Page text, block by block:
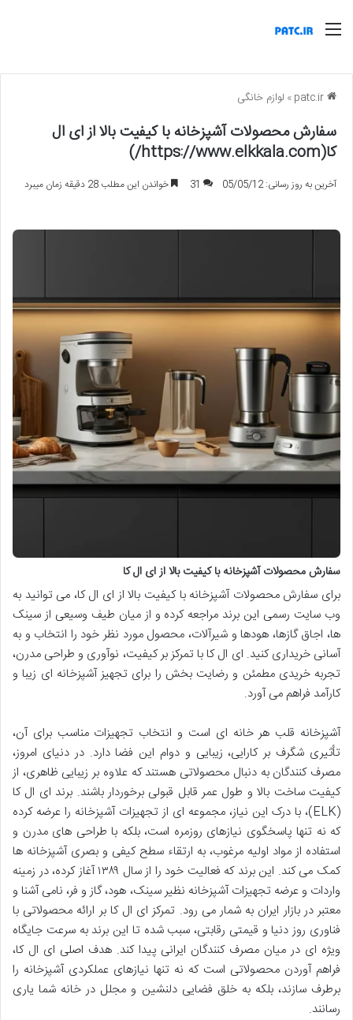
منو
» لوازم خانگی
سفارش محصولات آشپزخانه با کیفیت بالا از ای ال
کا(https://www.elkkala.com/)
آخرین به روز رسانی: 05/05/12 31 خواندن این مطلب 28 دقیقه زمان میبرد
سفارش محصولات آشپزخانه با کیفیت بالا از ای ال کا
برای سفارش محصولات آشپزخانه با کیفیت بالا از ای ال کا، می توانید به
وب سایت رسمی این برند مراجعه کرده و از میان طیف وسیعی از سینک
ها، اجاق گازها، هودها و شیرآلات، محصول مورد نظر خود را انتخاب و به
آسانی خریداری کنید. ای ال کا با تمرکز بر کیفیت، نوآوری و طراحی مدرن،
تجربه خریدی مطمئن و رضایت بخش را برای تجهیز آشپزخانه ای زیبا و
کارآمد فراهم می آورد.
آشپزخانه قلب هر خانه ای است و انتخاب تجهیزات مناسب برای آن،
تأثیری شگرف بر کارایی، زیبایی و دوام این فضا دارد. در دنیای امروز،
مصرف کنندگان به دنبال محصولاتی هستند که علاوه بر زیبایی ظاهری، از
کیفیت ساخت بالا و طول عمر قابل قبولی برخوردار باشند. برند ای ال کا
(ELK)، با درک این نیاز، مجموعه ای از تجهیزات آشپزخانه را عرضه کرده
که نه تنها پاسخگوی نیازهای روزمره است، بلکه با طراحی های مدرن و
استفاده از مواد اولیه مرغوب، به ارتقاء سطح کیفی و بصری آشپزخانه ها
کمک می کند. این برند که فعالیت خود را از سال ۱۳۸۹ آغاز کرده، در زمینه
واردات و عرضه تجهیزات آشپزخانه نظیر سینک، هود، گاز و فر، نامی آشنا و
معتبر در بازار ایران به شمار می رود. تمرکز ای ال کا بر ارائه محصولاتی با
فناوری روز دنیا و قیمتی رقابتی، سبب شده تا این برند به سرعت جایگاه
ویژه ای در میان مصرف کنندگان ایرانی پیدا کند. هدف اصلی ای ال کا،
فراهم آوردن محصولاتی است که نه تنها نیازهای عملکردی آشپزخانه را
برطرف سازند، بلکه به خلق فضایی دلنشین و مجلل در خانه شما یاری
رسانند.